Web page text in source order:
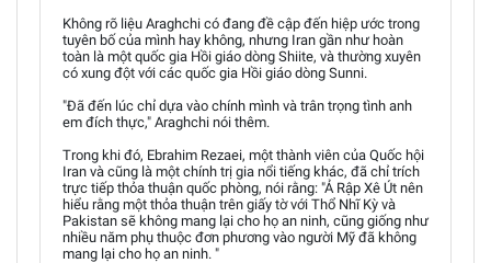
Không rõ liệu Araghchi có đang đề cập đến hiệp ước trong
tuyên bố của mình hay không, nhưng Iran gần như hoàn
toàn là một quốc gia Hồi giáo dòng Shiite, và thường xuyên
có xung đột với các quốc gia Hồi giáo dòng Sunni.
"Đã đến lúc chỉ dựa vào chính mình và trân trọng tình anh
em đích thực," Araghchi nói thêm.
Trong khi đó, Ebrahim Rezaei, một thành viên của Quốc hội
Iran và cũng là một chính trị gia nổi tiếng khác, đã chỉ trích
trực tiếp thỏa thuận quốc phòng, nói rằng: "Ả Rập Xê Út nên
hiểu rằng một thỏa thuận trên giấy tờ với Thổ Nhĩ Kỳ và
Pakistan sẽ không mang lại cho họ an ninh, cũng giống như
nhiều năm phụ thuộc đơn phương vào người Mỹ đã không
mang lại cho họ an ninh. "